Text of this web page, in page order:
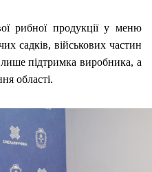
рибної продукції у меню
садків, військових частин
підтримка виробника, а
області.